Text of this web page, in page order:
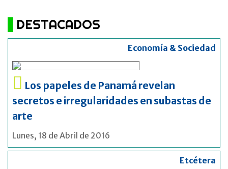
DESTACADOS
Economía & Sociedad
Los papeles de Panamá revelan
secretos e irregularidades en subastas de
arte
Lunes, 18 de Abril de 2016
Etcétera